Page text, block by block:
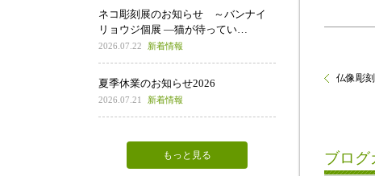
仏像彫
ブログ
ネコ彫刻展のお知らせ ～バンナイ
リョウジ個展 ―猫が待ってい…
2026.07.22 新着情報
夏季休業のお知らせ2026
2026.07.21 新着情報
もっと見る